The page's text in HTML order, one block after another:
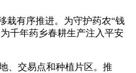
有序推进。为守护药农“钱
千年药乡春耕生产注入平安
、交易点和种植片区。推